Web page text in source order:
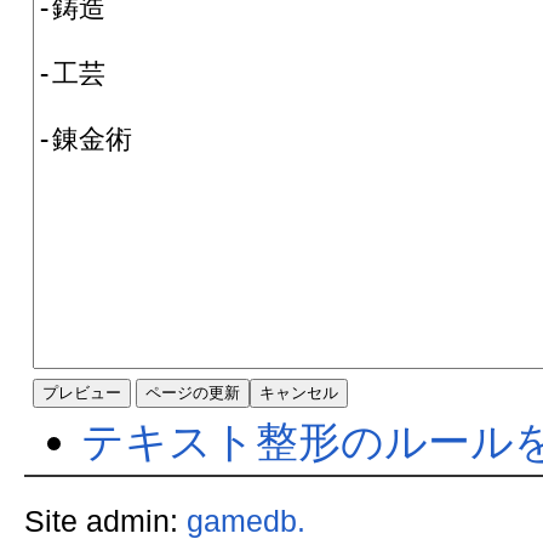
テキスト整形のルール
Site admin: gamedb.